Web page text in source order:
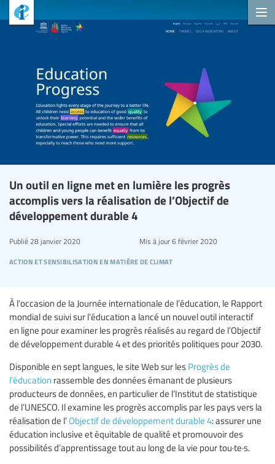
Un outil en ligne met en lumière les progrès
accomplis vers la réalisation de l’Objectif de
développement durable 4
action et sensibilisation en matière de climat
Publié 28 janvier 2020 Mis à jour6 février 2020
À l’occasion de la Journée internationale de l’éducation, le Rapport
mondial de suivi sur l’éducation a lancé un nouvel outil interactif
en ligne pour examiner les progrès réalisés au regard de l’Objectif
de développement durable 4 et des priorités politiques pour 2030.
Disponible en sept langues, le site Web sur les Progrès de
l’éducation rassemble des données émanant de plusieurs
producteurs de données, en particulier de l’Institut de statistique
de l’UNESCO. Il examine les progrès accomplis par les pays vers la
réalisation de l’Objectif de développement durable 4: assurer une
éducation inclusive et équitable de qualité et promouvoir des
possibilités d’apprentissage tout au long de la vie pour tou·te·s.